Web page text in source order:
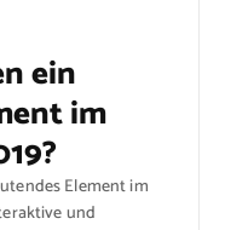
ein
im
Element im
und